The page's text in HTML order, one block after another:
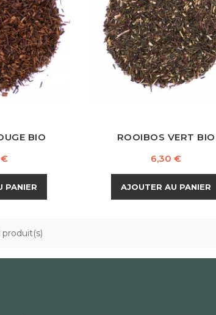
NoireBlanche
BIO
PANIER
RougeVerteBleueNoire
ROOIBOS VERT BIO
Prix
6,30 €
AJOUTER AU PANIER